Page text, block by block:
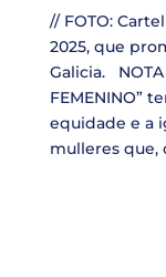
// FOTO:
2025, que
Galicia.
FEMENINO”
equidade e a
mulleres que,